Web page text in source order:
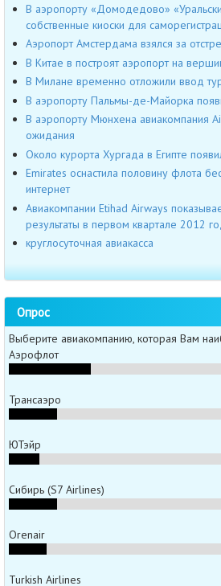
В аэропорту «Домодедово»
собственные киоски для
Аэропорт Амстердама взялся за
В Китае в построят аэропорт на
В Милане временно отложили ввод
В аэропорту Пальмы-де-Майорка
В аэропорту Мюнхена авиакомпания
ожидания
Около курорта Хургада в Египте
Emirates оснастила половину флота
интернет
Авиакомпании Etihad Airways
результаты в первом квартале 2012
круглосуточная авиакасса
Опрос
Выберите авиакомпанию, которая Вам
Аэрофлот
Трансаэро
ЮТэйр
Сибирь (S7 Airlines)
Orenair
Turkish Airlines